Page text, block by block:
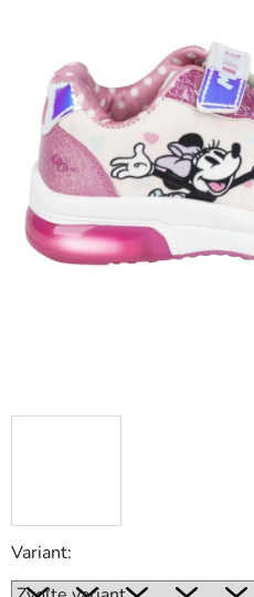
Variant:
hviezdičiek.